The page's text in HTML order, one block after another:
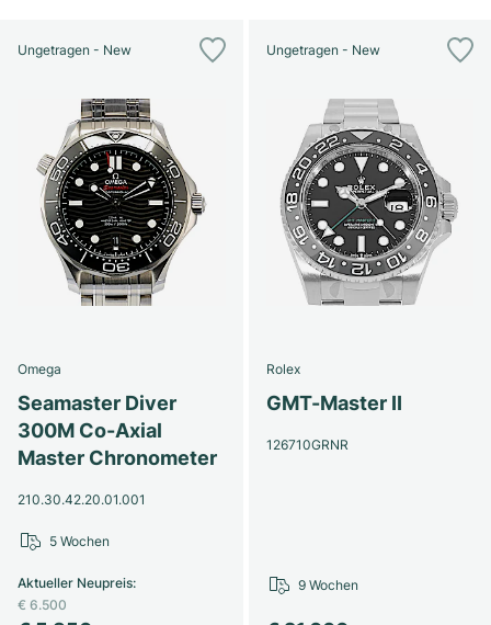
Ungetragen - New
Omega
Seamaster Diver
300M Co-Axial
Master Chronometer
210.30.42.20.01.001
Aktueller Neupreis:
€ 6.500
5 Wochen
Ungetragen - New
Rolex
GMT-Master II
126710GRNR
9 Wochen